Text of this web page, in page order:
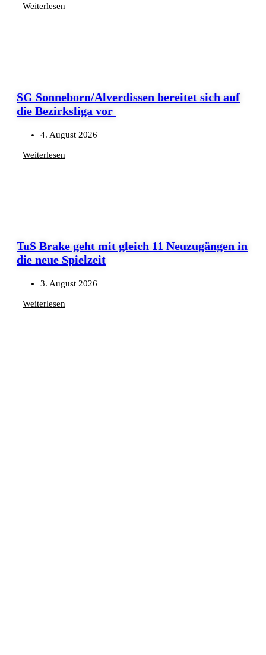
Weiterlesen
SG Sonneborn/Alverdissen bereitet sich auf
die Bezirksliga vor
4. August 2026
Weiterlesen
TuS Brake geht mit gleich 11 Neuzugängen in
die neue Spielzeit
3. August 2026
Weiterlesen